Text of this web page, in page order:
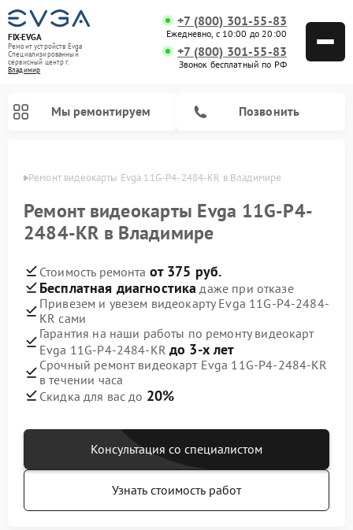
FIX-EVGA
Ремонт устройств Evga
Специализированный
cервисный центр г.
Владимир
+7 (800) 301-55-83
Ежедневно, с 10:00 до 20:00
+7 (800) 301-55-83
Звонок бесплатный по РФ
Мы ремонтируем Позвонить
Ремонт видеокарты Evga 11G-P4-2484-KR в Владимире
Ремонт видеокарты Evga 11G-P4-
2484-KR в Владимире
Стоимость ремонта от 375 руб.
Бесплатная диагностика даже при отказе
Привезем и увезем видеокарту Evga 11G-P4-2484-
KR сами
Гарантия на наши работы по ремонту видеокарт
Evga 11G-P4-2484-KR до 3-х лет
Срочный ремонт видеокарт Evga 11G-P4-2484-KR
в течении часа
Скидка для вас до 20%
Консультация со специалистом
Узнать стоимость работ